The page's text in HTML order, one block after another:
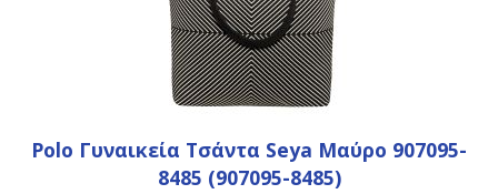
Polo Γυναικεία Τσάντα Seya Μαύρο 907095-
8485 (907095-8485)